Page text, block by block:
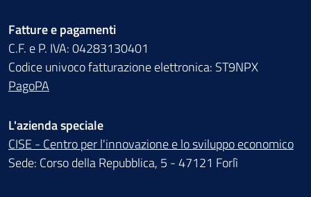
Fatture e pagamenti
C.F. e P. IVA: 04283130401
Codice univoco fatturazione elettronica: ST9NPX
PagoPA
L'azienda speciale
CISE - Centro per l'innovazione e lo sviluppo economico
Sede: Corso della Repubblica, 5 - 47121 Forlì